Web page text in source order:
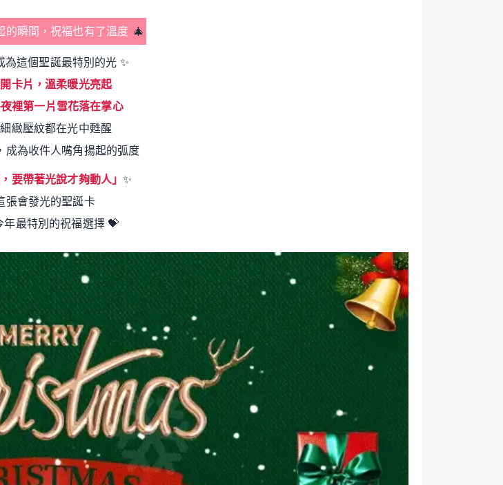
的瞬間，祝福也有了溫度 🎄
為這個聖誕最特別的光 ✨
卡片，溫柔暖光亮起
裡第一片雪花落在掌心
緻壓紋都在光中甦醒
成為收件人嘴角揚起的弧度
，要帶著光說才夠動人」✨
張會發光的聖誕卡
年最特別的祝福選擇 💝